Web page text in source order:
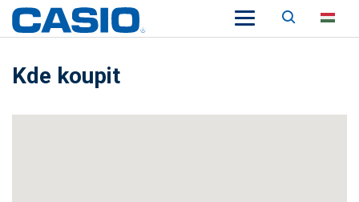
Keresés
Kde koupit